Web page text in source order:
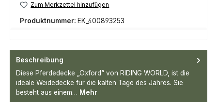
Zum Merkzettel hinzufügen
Produktnummer: EK_400893253
Beschreibung
Diese Pferdedecke „Oxford“ von RIDING WORLD, ist die
ideale Weidedecke für die kalten Tage des Jahres. Sie
besteht aus einem… Mehr